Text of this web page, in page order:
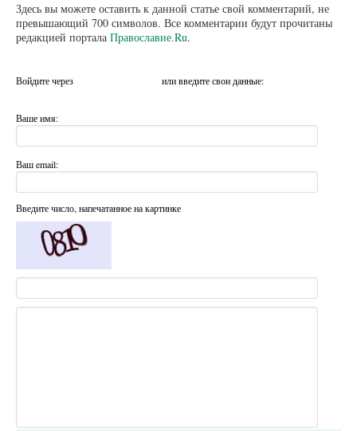
Здесь вы можете оставить к данной статье свой комментарий, не
превышающий 700 символов. Все комментарии будут прочитаны
редакцией портала Православие.Ru.
Войдите через или введите свои данные:
Ваше имя:
Ваш email:
Введите число, напечатанное на картинке